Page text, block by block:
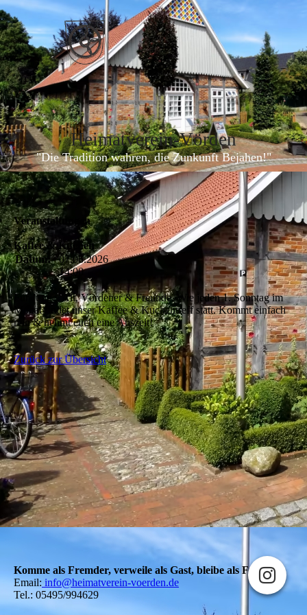
Heimatverein-Vörden
"Die Tradition wahren, die Zunkunft Bejahen!"
Veranstaltungen
Kaffee & Kuchen
Datum:
07.06.2026
14:00
Für Junge, Alt, Vördener & Freunde. Wie jeden 1. Sonntag im
Monat findet unser Kaffee & Kuchentreff statt. Kommt einfach
rein & nehmt euch eine Auszeit!
Zurück zur Übersicht
Komme als Fremder, verweile als Gast, bleibe als Freund!
Email: info@heimatverein-voerden.de
Tel.: 05495/994629